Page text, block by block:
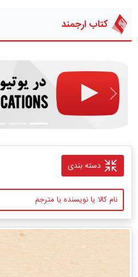
کتاب ارجمند
قبلی
دسته بندی